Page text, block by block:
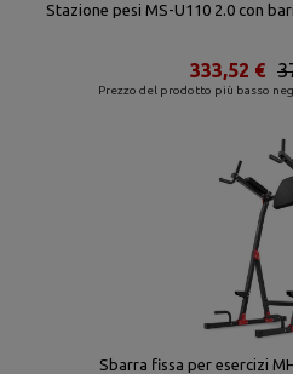
Stazione pesi MS-U110 2.0 con
Prezzo del prodotto più basso
333,52 €
Sbarra fissa per esercizi